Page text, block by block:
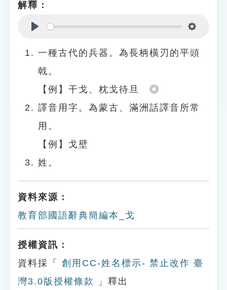
解釋：
一種古代的兵器。為長柄橫刃的平頭
戟。
【例】干戈、枕戈待旦 ◎
譯音用字。為蒙古、滿洲話譯音所常
用。
【例】戈壁
姓。
資料來源：
教育部國語辭典簡編本_戈
授權資訊：
資料採「
創用CC-姓名標示- 禁止改作 臺
灣3.0版授權條款
」釋出